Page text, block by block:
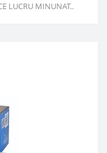
LUCRU MINUNAT..